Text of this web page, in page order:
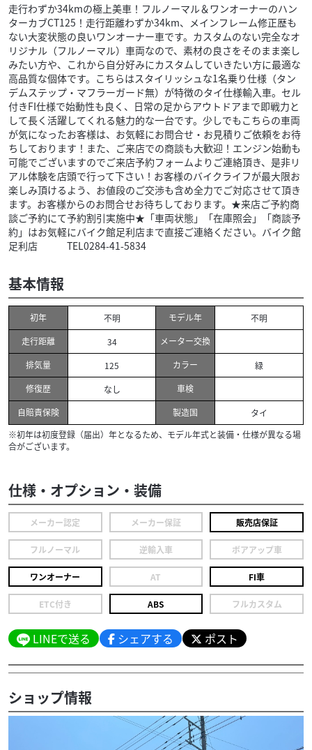
走行わずか34kmの極上美車！フルノーマル＆ワンオーナーのハン
ターカブCT125！走行距離わずか34km、メインフレーム修正歴も
ない大変状態の良いワンオーナー車です。カスタムのない完全なオ
リジナル（フルノーマル）車両なので、素材の良さをそのまま楽し
みたい方や、これから自分好みにカスタムしていきたい方に最適な
高品質な個体です。こちらはスタイリッシュな1名乗り仕様（タン
デムステップ・マフラーガード無）が特徴のタイ仕様輸入車。セル
付きFI仕様で始動性も良く、日常の足からアウトドアまで即戦力と
して長く活躍してくれる魅力的な一台です。少しでもこちらの車両
が気になったお客様は、お気軽にお問合せ・お見積りご依頼をお待
ちしております！また、ご来店での商談も大歓迎！エンジン始動も
可能でございますのでご来店予約フォームよりご連絡頂き、是非リ
アル体験を店頭で行って下さい！お客様のバイクライフが最大限お
楽しみ頂けるよう、お値段のご交渉も含め全力でご対応させて頂き
ます。お客様からのお問合せお待ちしております。★来店ご予約商
談ご予約にて予約割引実施中★「車両状態」「在庫照会」「商談予
約」はお気軽にバイク館足利店まで直接ご連絡ください。バイク館
足利店 TEL0284-41-5834
基本情報
初年 不明 モデル年
不明
走行距離
34
メーター交換
排気量
125 カラー
緑
修復歴
なし
車検
自賠責保険
製造国
タイ
※初年は初度登録（届出）年となるため、モデル年式と装備・仕様が異なる場
合がございます。
仕様・オプション・装備
メーカー認定 メーカー保証 販売店保証
フルノーマル 逆輸入車 ボアアップ車
ワンオーナー AT FI車
ETC付き ABS フルカスタム
LINEで送る シェアする ポスト
ショップ情報